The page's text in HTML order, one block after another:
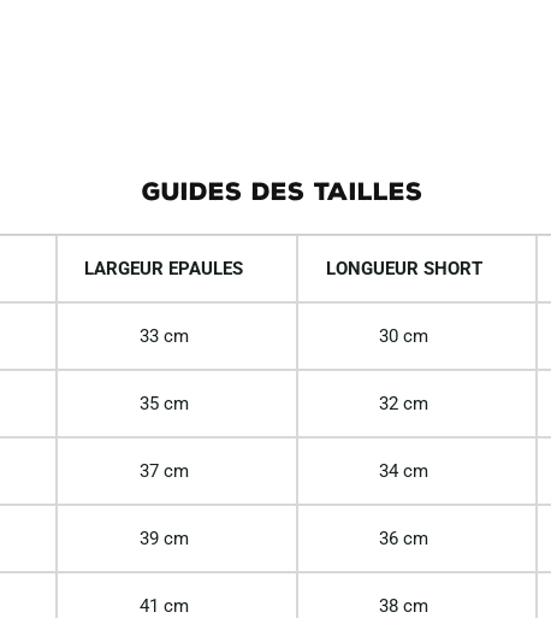
GUIDES DES TAILLES
LARGEUR EPAULES LONGUEUR SHORT
33 cm 30 cm
35 cm 32 cm
37 cm 34 cm
39 cm 36 cm
41 cm 38 cm